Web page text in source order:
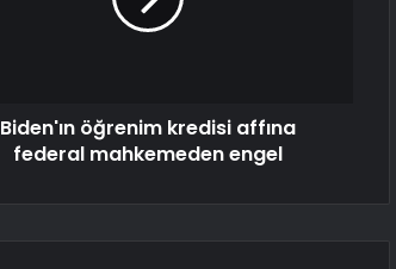
Biden'ın öğrenim kredisi affına
federal mahkemeden engel